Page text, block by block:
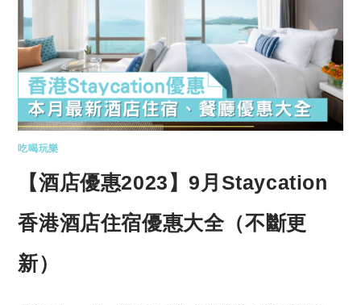
吃喝玩樂
【酒店優惠2023】9月Staycation
香港酒店住宿優惠大全（不斷更
新）